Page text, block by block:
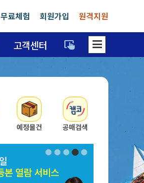
무료체험 회원가입 원격지원
고객센터 trackpad_input dehaze
예정물건 공매검색